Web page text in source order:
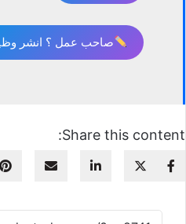
صاحب عمل ؟ انشر
Share this content: